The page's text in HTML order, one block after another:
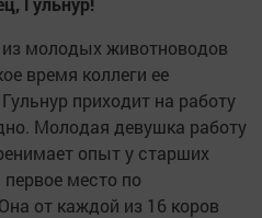
молодых животноводов
время коллеги ее
приходит на работу
Молодая девушка работу
опыт у старших
место по
от каждой из 16 коров